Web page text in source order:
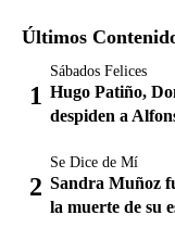
Últimos
Sábados Felices
Hugo Patiño,
despiden a
Se Dice de Mí
Sandra Muñoz
la muerte de su